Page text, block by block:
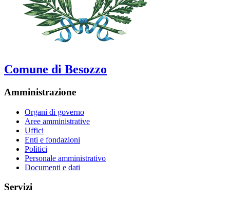
Comune di Besozzo
Amministrazione
Organi di governo
Aree amministrative
Uffici
Enti e fondazioni
Politici
Personale amministrativo
Documenti e dati
Servizi